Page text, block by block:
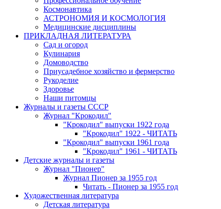
Космонавтика
АСТРОНОМИЯ И КОСМОЛОГИЯ
Медицинские дисциплины
ПРИКЛАДНАЯ ЛИТЕРАТУРА
Сад и огород
Кулинария
Домоводство
Приусадебное хозяйство и фермерство
Рукоделие
Здоровье
Наши питомцы
Журналы и газеты СССР
Журнал "Крокодил"
"Крокодил" выпуски 1922 года
"Крокодил" 1922 - ЧИТАТЬ
"Крокодил" выпуски 1961 года
"Крокодил" 1961 - ЧИТАТЬ
Детские журналы и газеты
Журнал "Пионер"
Журнал Пионер за 1955 год
Читать - Пионер за 1955 год
Художественная литература
Детская литература